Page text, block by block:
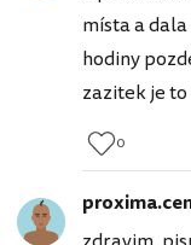
místa a
hodiny
zazitek je
0